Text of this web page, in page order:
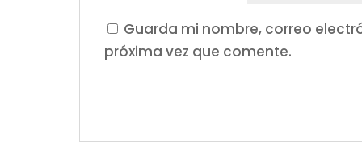
Guarda mi nombre, correo
próxima vez que comente.